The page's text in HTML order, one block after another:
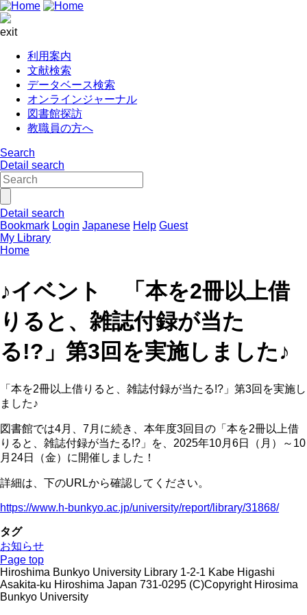
exit
利用案内
文献検索
データベース検索
オンラインジャーナル
図書館探訪
教職員の方へ
Search
Detail search
Detail search
Bookmark Login Japanese Help Guest
My Library
Home
♪イベント 「本を2冊以上借
りると、雑誌付録が当た
る!?」第3回を実施しました♪
「本を2冊以上借りると、雑誌付録が当たる!?」第3回を実施し
ました♪
図書館では4月、7月に続き、本年度3回目の「本を2冊以上借
りると、雑誌付録が当たる!?」を、2025年10月6日（月）～10
月24日（金）に開催しました！
詳細は、下のURLから確認してください。
https://www.h-bunkyo.ac.jp/university/report/library/31868/
タグ
お知らせ
Page top
Hiroshima Bunkyo University Library 1-2-1 Kabe Higashi
Asakita-ku Hiroshima Japan 731-0295 (C)Copyright Hirosima
Bunkyo University